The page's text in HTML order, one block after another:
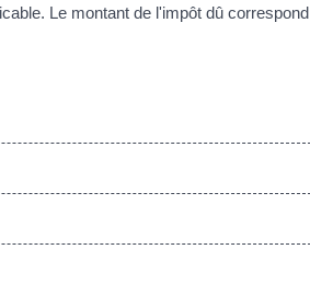
Le montant de l'impôt dû correspond